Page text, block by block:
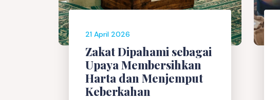
21 April 2026
Zakat Dipahami sebagai
Upaya Membersihkan
Harta dan Menjemput
Keberkahan